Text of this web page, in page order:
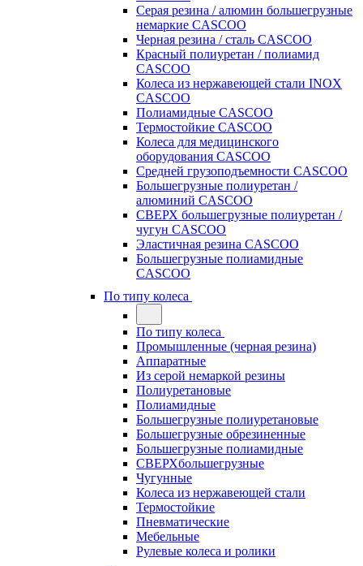
Серая резина / алюмин большегрузные
немаркие CASCOO
Черная резина / сталь CASCOO
Красный полиуретан / полиамид
CASCOO
Колеса из нержавеющей стали INOX
CASCOO
Полиамидные CASCOO
Термостойкие CASCOO
Колеса для медицинского
оборудования CASCOO
Средней грузоподъемности CASCOO
Большегрузные полиуретан /
алюминий CASCOO
СВЕРХ большегрузные полиуретан /
чугун CASCOO
Эластичная резина CASCOO
Большегрузные полиамидные
CASCOO
По типу колеса
По типу колеса
Промышленные (черная резина)
Аппаратные
Из серой немаркой резины
Полиуретановые
Полиамидные
Большегрузные полиуретановые
Большегрузные обрезиненные
Большегрузные полиамидные
СВЕРХбольшегрузные
Чугунные
Колеса из нержавеющей стали
Термостойкие
Пневматические
Мебельные
Рулевые колеса и ролики